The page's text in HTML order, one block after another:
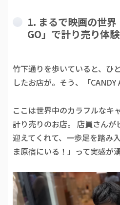
1. まるで映画の世界
GO」で計り売り体験
竹下通りを歩いていると、ひ
したお店が。そう、「CANDY
ここは世界中のカラフルなキ
計り売りのお店。 店員さんが
迎えてくれて、一歩足を踏み
ま原宿にいる！」って実感が湧